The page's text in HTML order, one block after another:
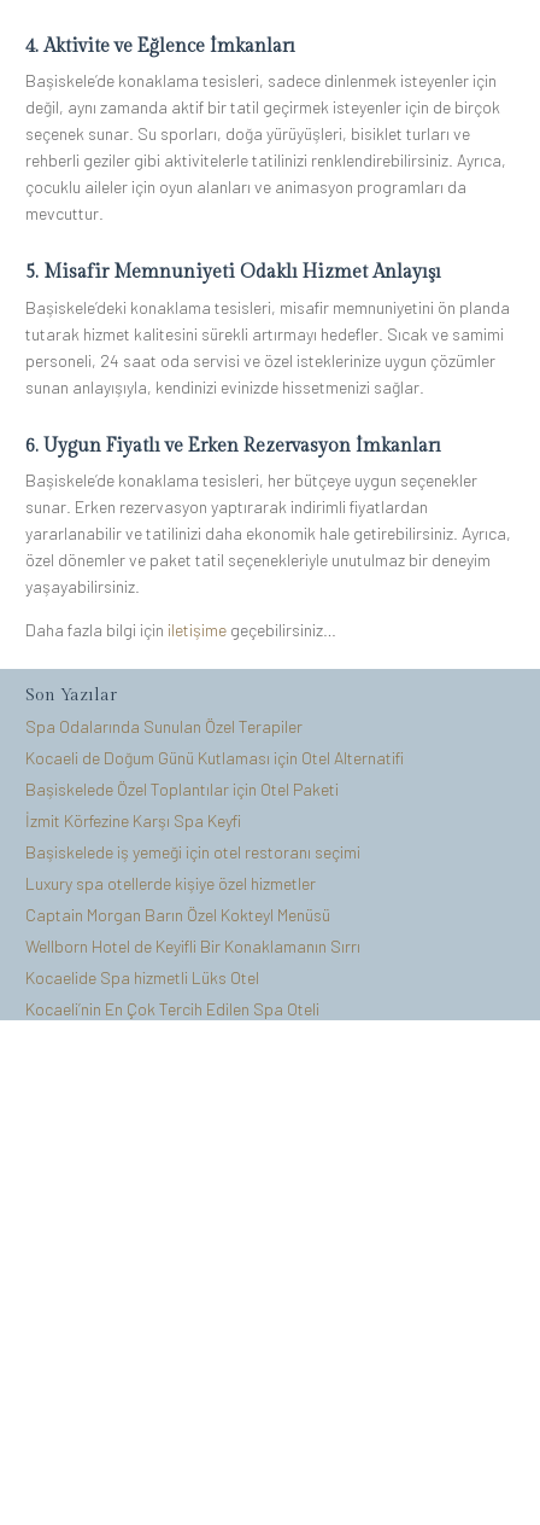
4. Aktivite ve Eğlence İmkanları
Başiskele’de konaklama tesisleri, sadece dinlenmek isteyenler için
değil, aynı zamanda aktif bir tatil geçirmek isteyenler için de birçok
seçenek sunar. Su sporları, doğa yürüyüşleri, bisiklet turları ve
rehberli geziler gibi aktivitelerle tatilinizi renklendirebilirsiniz. Ayrıca,
çocuklu aileler için oyun alanları ve animasyon programları da
mevcuttur.
5. Misafir Memnuniyeti Odaklı Hizmet Anlayışı
Başiskele’deki konaklama tesisleri, misafir memnuniyetini ön planda
tutarak hizmet kalitesini sürekli artırmayı hedefler. Sıcak ve samimi
personeli, 24 saat oda servisi ve özel isteklerinize uygun çözümler
sunan anlayışıyla, kendinizi evinizde hissetmenizi sağlar.
6. Uygun Fiyatlı ve Erken Rezervasyon İmkanları
Başiskele’de konaklama tesisleri, her bütçeye uygun seçenekler
sunar. Erken rezervasyon yaptırarak indirimli fiyatlardan
yararlanabilir ve tatilinizi daha ekonomik hale getirebilirsiniz. Ayrıca,
özel dönemler ve paket tatil seçenekleriyle unutulmaz bir deneyim
yaşayabilirsiniz.
Daha fazla bilgi için iletişime geçebilirsiniz…
Son Yazılar
Spa Odalarında Sunulan Özel Terapiler
Kocaeli de Doğum Günü Kutlaması için Otel Alternatifi
Başiskelede Özel Toplantılar için Otel Paketi
İzmit Körfezine Karşı Spa Keyfi
Başiskelede iş yemeği için otel restoranı seçimi
Luxury spa otellerde kişiye özel hizmetler
Captain Morgan Barın Özel Kokteyl Menüsü
Wellborn Hotel de Keyifli Bir Konaklamanın Sırrı
Kocaelide Spa hizmetli Lüks Otel
Kocaeli’nin En Çok Tercih Edilen Spa Oteli